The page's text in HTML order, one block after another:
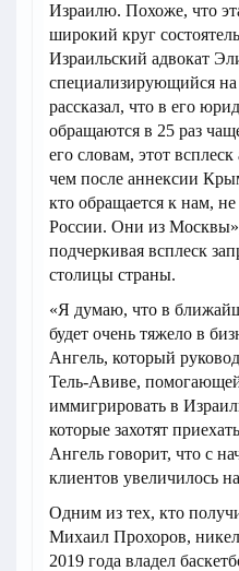
Израилю. Похоже, что
широкий круг
Израильский адвокат
специализирующийся
рассказал, что в его
обращаются в 25 раз
его словам, этот
чем после аннексии
кто обращается к нам,
России. Они из
подчеркивая всплеск
столицы страны.
«Я думаю, что в
будет очень тяжело в
Ангель, который
Тель-Авиве,
иммигрировать в
которые захотят
Ангель говорит, что с
клиентов увеличилось
Одним из тех, кто
Михаил Прохоров,
2019 года владел